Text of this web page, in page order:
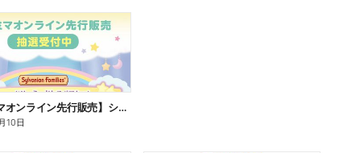
【ファミマオンライン先行販売】シルバニアファミリー
10日